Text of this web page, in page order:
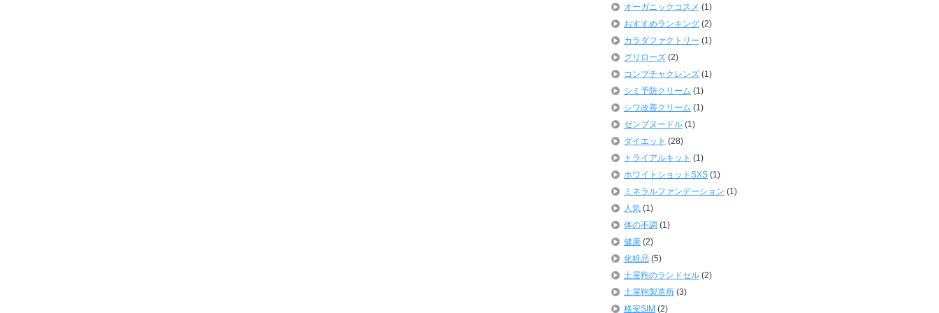
オーガニックコスメ (1)
おすすめランキング(2)
カラダファクトリー (1)
グリローズ(2)
コンブチャクレンズ(1)
シミ予防クリーム (1)
シワ改善クリーム (1)
ゼンブヌードル(1)
ダイエット (28)
トライアルキット (1)
ホワイトショットSXS(1)
ミネラルファンデーション (1)
人気(1)
体の不調 (1)
健康(2)
化粧品 (5)
土屋鞄のランドセル(2)
土屋鞄製造所(3)
格安SIM (2)